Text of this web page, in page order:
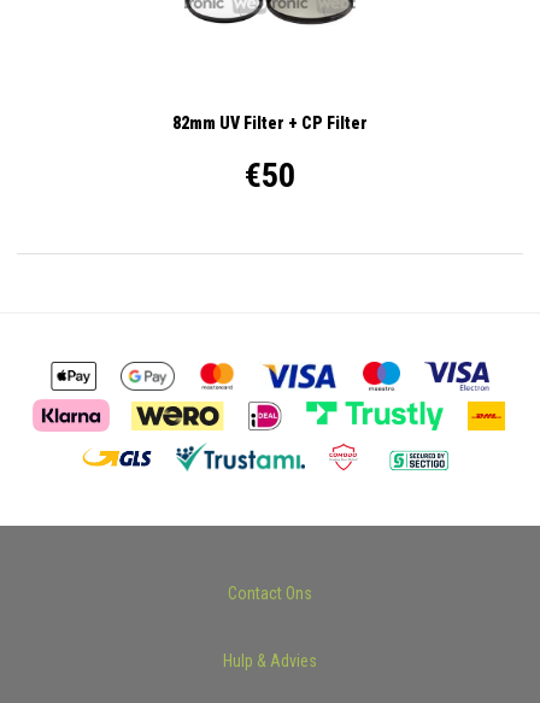
82mm UV Filter + CP Filter
€50
Contact Ons
Hulp & Advies